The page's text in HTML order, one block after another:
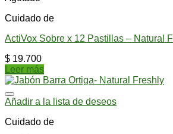
Cuidado de
ActiVox Sobre x 12 Pastillas – Natural
$ 19.700
Leer más
Añadir a la lista de deseos
Cuidado de